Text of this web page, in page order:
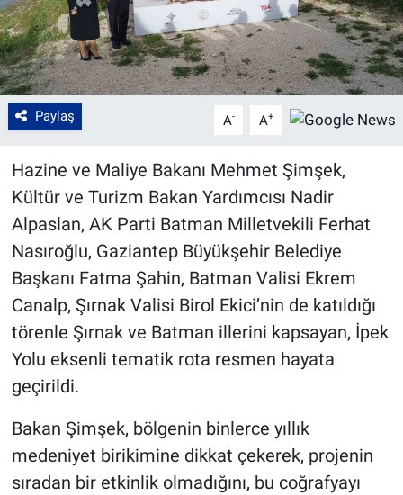
Paylaş A- A+
Hazine ve Maliye Bakanı Mehmet Şimşek,
Kültür ve Turizm Bakan Yardımcısı Nadir
Alpaslan, AK Parti Batman Milletvekili Ferhat
Nasıroğlu, Gaziantep Büyükşehir Belediye
Başkanı Fatma Şahin, Batman Valisi Ekrem
Canalp, Şırnak Valisi Birol Ekici’nin de katıldığı
törenle Şırnak ve Batman illerini kapsayan, İpek
Yolu eksenli tematik rota resmen hayata
geçirildi.
Bakan Şimşek, bölgenin binlerce yıllık
medeniyet birikimine dikkat çekerek, projenin
sıradan bir etkinlik olmadığını, bu coğrafyayı